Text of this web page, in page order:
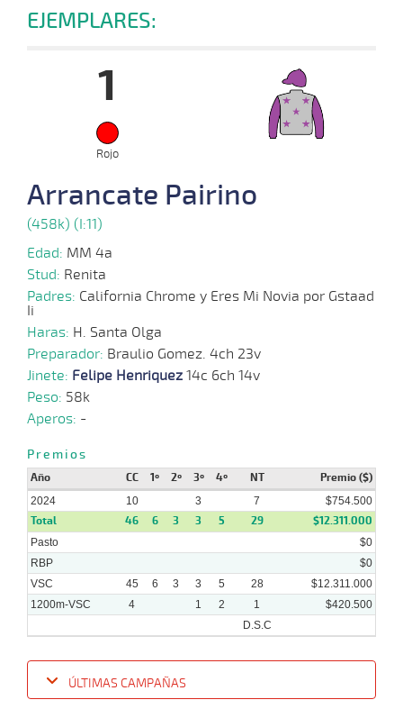
EJEMPLARES:
1
Rojo
Arrancate Pairino
(458k) (I:11)
Edad: MM 4a
Stud: Renita
Padres: California Chrome y Eres Mi Novia por Gstaad
Ii
Haras: H. Santa Olga
Preparador: Braulio Gomez. 4ch 23v
Jinete: Felipe Henriquez 14c 6ch 14v
Peso: 58k
Aperos: -
Premios
Año CC 1º 2º 3º 4º NT Premio ($)
2024 10 3 7 $754.500
Total 46 6 3 3 5 29 $12.311.000
Pasto
$0
RBP
$0
VSC
45 6 3 3 5 28
$12.311.000
1200m-VSC
4 1 2 1
$420.500
D.S.C
ÚLTIMAS CAMPAÑAS